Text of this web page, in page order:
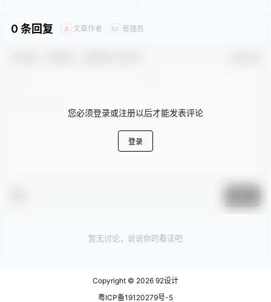
0 条回复 A 文章作者 M 管理员
您必须登录或注册以后才能发表评论
登录
暂无讨论，说说你的看法吧
Copyright © 2026 92设计
粤ICP备19120279号-5